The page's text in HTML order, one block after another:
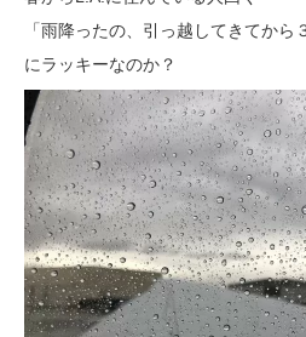
「雨降ったの、引っ越してきてか
にラッキーなのか？